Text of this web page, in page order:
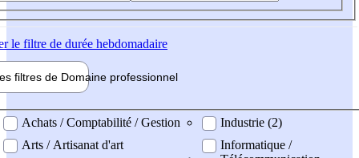
le filtre de durée hebdomadaire
filtres de Domaine professionnel
professionel
Achats / Comptabilité / Gestion
Arts / Artisanat d'art
Industrie (2)
Informatique /